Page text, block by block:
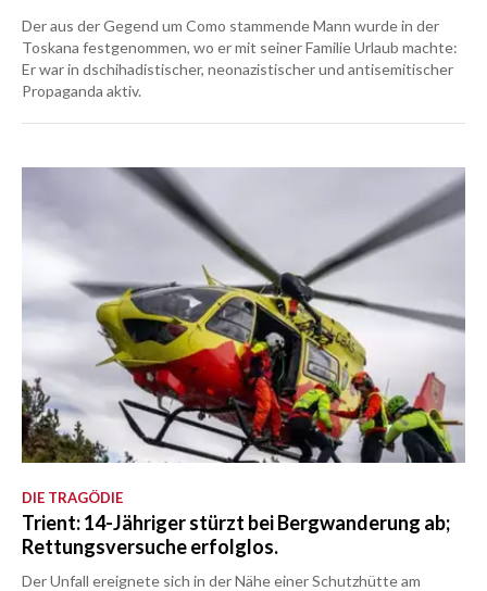
Der aus der Gegend um Como stammende Mann wurde in der
Toskana festgenommen, wo er mit seiner Familie Urlaub machte:
Er war in dschihadistischer, neonazistischer und antisemitischer
Propaganda aktiv.
DIE TRAGÖDIE
Trient: 14-Jähriger stürzt bei Bergwanderung ab;
Rettungsversuche erfolglos.
Der Unfall ereignete sich in der Nähe einer Schutzhütte am